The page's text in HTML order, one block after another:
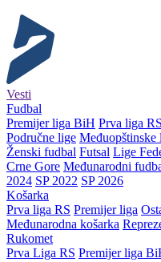
Vesti
Fudbal
Premijer liga BiH Prva liga RS
Područne lige Međuopštinske
Ženski fudbal Futsal Lige
Crne Gore Međunarodni
2024 SP 2022 SP 2026
Košarka
Prva liga RS Premijer liga
Međunarodna košarka
Rukomet
Prva Liga RS Premijer liga